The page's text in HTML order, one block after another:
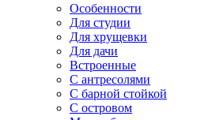
Особенности
Для студии
Для хрущевки
Для дачи
Встроенные
С антресолями
С барной стойкой
С островом